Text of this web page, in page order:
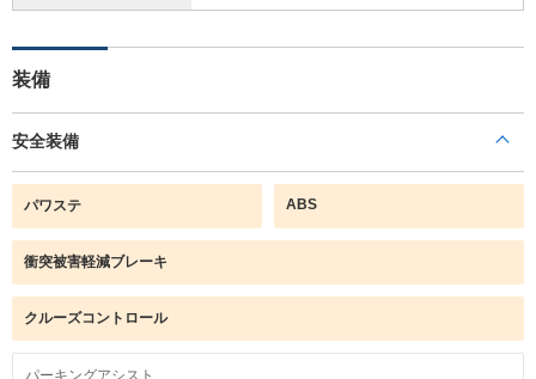
装備
安全装備
パワステ ABS
衝突被害軽減ブレーキ
クルーズコントロール
パーキングアシスト